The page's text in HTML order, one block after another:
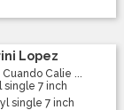
Lopez
Cuando Calie ...
single 7 inch